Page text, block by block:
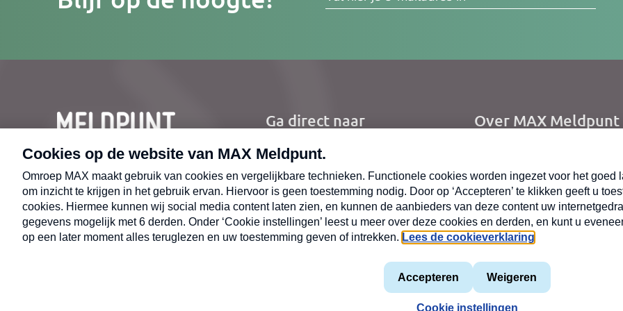
CONTACT
Ga direct naar
Home
Nieuws
Uitzendingen
Oproepen
Over MAX Meldpunt
Algemene voorwaarden Privacyverklaring MAX vakantieman